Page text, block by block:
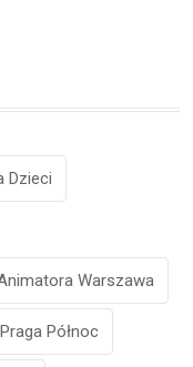
Dzieci
Warszawa
Praga Północ